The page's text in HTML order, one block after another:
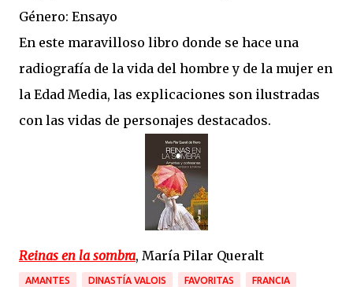
Género: Ensayo
En este maravilloso libro donde se hace una
radiografía de la vida del hombre y de la mujer en
la Edad Media, las explicaciones son ilustradas
con las vidas de personajes destacados.
Reinas en la sombra, María Pilar Queralt
AMANTES DINASTÍA VALOIS FAVORITAS FRANCIA